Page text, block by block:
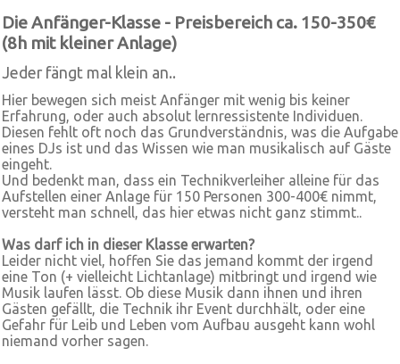
Die Anfänger-Klasse - Preisbereich ca. 150-350€
(8h mit kleiner Anlage)
Jeder fängt mal klein an..
Hier bewegen sich meist Anfänger mit wenig bis keiner
Erfahrung, oder auch absolut lernressistente Individuen.
Diesen fehlt oft noch das Grundverständnis, was die Aufgabe
eines DJs ist und das Wissen wie man musikalisch auf Gäste
eingeht.
Und bedenkt man, dass ein Technikverleiher alleine für das
Aufstellen einer Anlage für 150 Personen 300-400€ nimmt,
versteht man schnell, das hier etwas nicht ganz stimmt..
Was darf ich in dieser Klasse erwarten?
Leider nicht viel, hoffen Sie das jemand kommt der irgend
eine Ton (+ vielleicht Lichtanlage) mitbringt und irgend wie
Musik laufen lässt. Ob diese Musik dann ihnen und ihren
Gästen gefällt, die Technik ihr Event durchhält, oder eine
Gefahr für Leib und Leben vom Aufbau ausgeht kann wohl
niemand vorher sagen.